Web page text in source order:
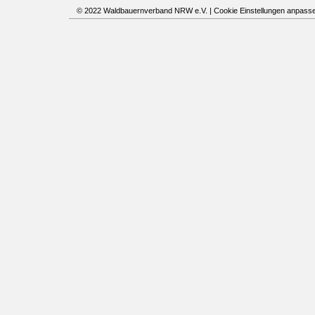
© 2022 Waldbauernverband NRW e.V. | Cookie Einstellungen